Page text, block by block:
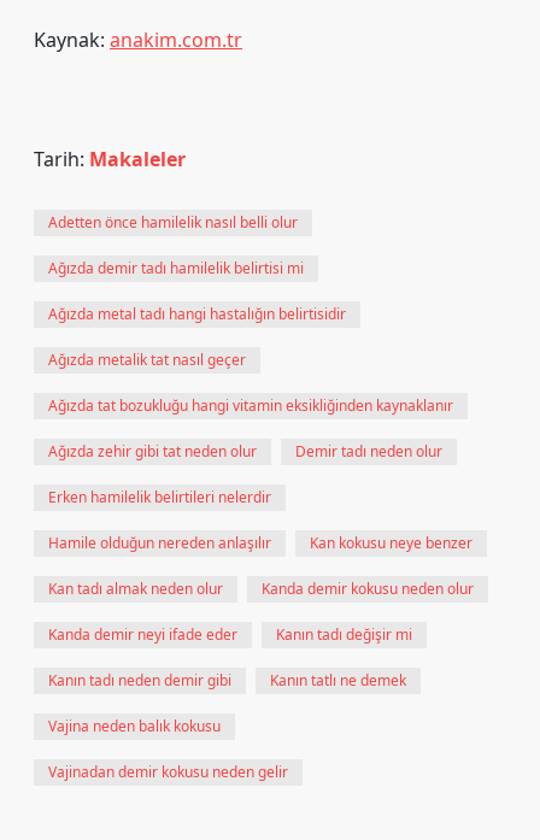
Kaynak: anakim.com.tr
Tarih: Makaleler
Adetten önce hamilelik nasıl belli olur
Ağızda demir tadı hamilelik belirtisi mi
Ağızda metal tadı hangi hastalığın belirtisidir
Ağızda metalik tat nasıl geçer
Ağızda tat bozukluğu hangi vitamin eksikliğinden kaynaklanır
Ağızda zehir gibi tat neden olur Demir tadı neden olur
Erken hamilelik belirtileri nelerdir
Hamile olduğun nereden anlaşılır Kan kokusu neye benzer
Kan tadı almak neden olur Kanda demir kokusu neden olur
Kanda demir neyi ifade eder Kanın tadı değişir mi
Kanın tadı neden demir gibi Kanın tatlı ne demek
Vajina neden balık kokusu
Vajinadan demir kokusu neden gelir